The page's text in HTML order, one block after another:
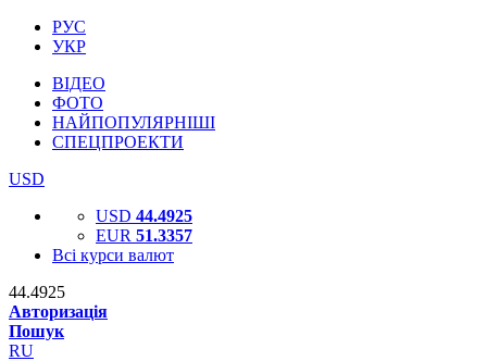
РУС
УКР
ВІДЕО
ФОТО
НАЙПОПУЛЯРНІШІ
СПЕЦПРОЕКТИ
USD
USD 44.4925
EUR 51.3357
Всі курси валют
44.4925
Авторизація
Пошук
RU